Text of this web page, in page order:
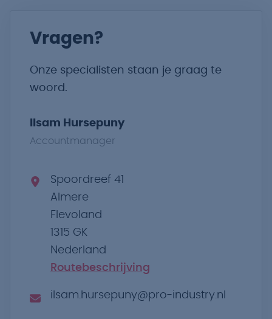
Vragen?
Onze specialisten staan je graag te
woord.
Ilsam Hursepuny
Accountmanager
Spoordreef 41
Almere
Flevoland
1315 GK
Nederland
Routebeschrijving
ilsam.hursepuny@pro-industry.nl